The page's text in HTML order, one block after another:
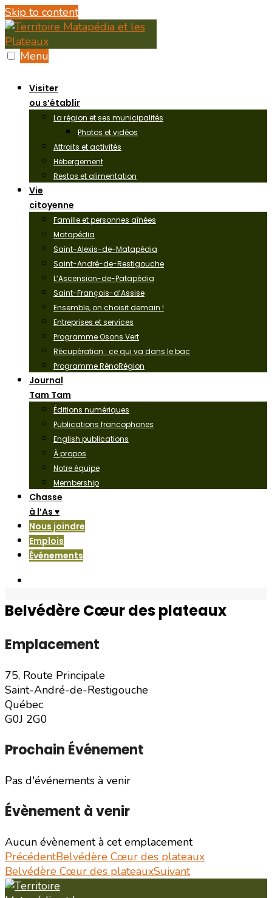
Skip to content
Menu
Visiter
ou s’établir
La région et ses municipalités
Photos et vidéos
Attraits et activités
Hébergement
Restos et alimentation
Vie
citoyenne
Famille et personnes aînées
Matapédia
Saint-Alexis-de-Matapédia
Saint-André-de-Restigouche
L’Ascension-de-Patapédia
Saint-François-d’Assise
Ensemble, on choisit demain !
Entreprises et services
Programme Osons Vert
Récupération : ce qui va dans le bac
Programme RénoRégion
Journal
Tam Tam
Éditions numériques
Publications francophones
English publications
À propos
Notre équipe
Membership
Chasse
à l’As ♥
Nous joindre
Emplois
Événements
Belvédère Cœur des plateaux
Emplacement
75, Route Principale
Saint-André-de-Restigouche
Québec
G0J 2G0
Prochain Événement
Pas d'événements à venir
Évènement à venir
Aucun évènement à cet emplacement
PrécédentBelvédère Cœur des plateaux
Belvédère Cœur des plateauxSuivant